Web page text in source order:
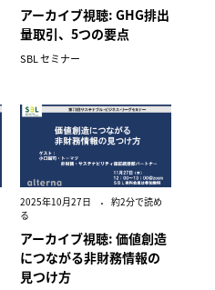
アーカイブ視聴: GHG排出
量取引、5つの要点
SBL セミナー
2025年10月27日
約2分で読め
る
アーカイブ視聴: 価値創造
につながる非財務情報の
見つけ方